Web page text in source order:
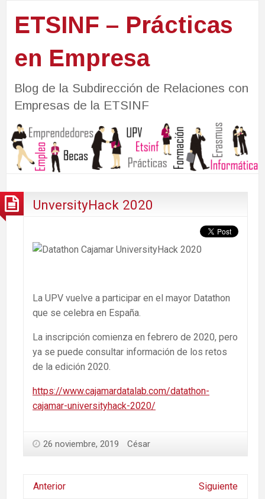
ETSINF – Prácticas
en Empresa
Blog de la Subdirección de Relaciones con
Empresas de la ETSINF
UnversityHack 2020
La UPV vuelve a participar en el mayor Datathon
que se celebra en España.
La inscripción comienza en febrero de 2020, pero
ya se puede consultar información de los retos
de la edición 2020.
https://www.cajamardatalab.com/datathon-
cajamar-universityhack-2020/
26 noviembre, 2019 César
Anterior Siguiente